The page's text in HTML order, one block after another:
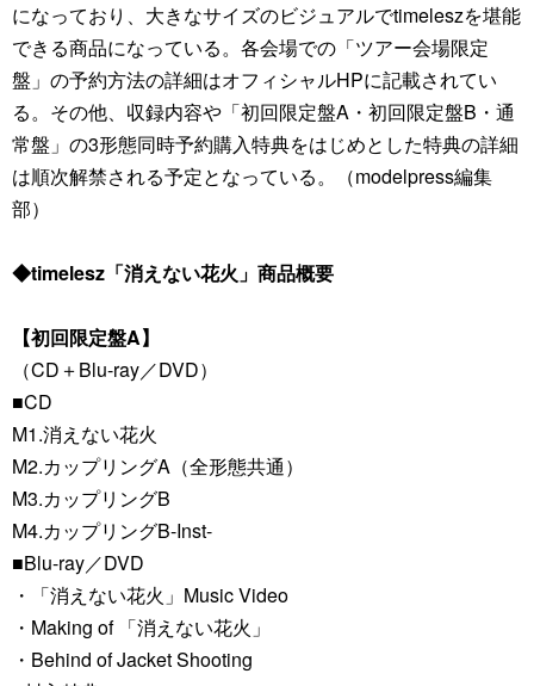
になっており、大きなサイズのビジュアルでtimeleszを堪能
できる商品になっている。各会場での「ツアー会場限定
盤」の予約方法の詳細はオフィシャルHPに記載されてい
る。その他、収録内容や「初回限定盤A・初回限定盤B・通
常盤」の3形態同時予約購入特典をはじめとした特典の詳細
は順次解禁される予定となっている。（modelpress編集
部）
◆timelesz「消えない花火」商品概要
【初回限定盤A】
（CD＋Blu-ray／DVD）
■CD
M1.消えない花火
M2.カップリングA（全形態共通）
M3.カップリングB
M4.カップリングB-Inst-
■Blu-ray／DVD
・「消えない花火」Music Video
・Making of 「消えない花火」
・Behind of Jacket Shooting